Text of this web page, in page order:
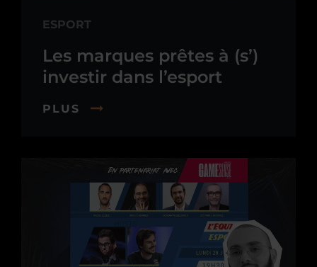
ESPORT
Les marques prêtes à (s’)
investir dans l’esport
PLUS